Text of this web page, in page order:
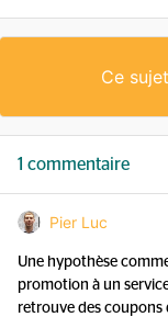
Ce
1 commentaire
Pier Luc
Une hypothèse
promotion à un
retrouve des coupons